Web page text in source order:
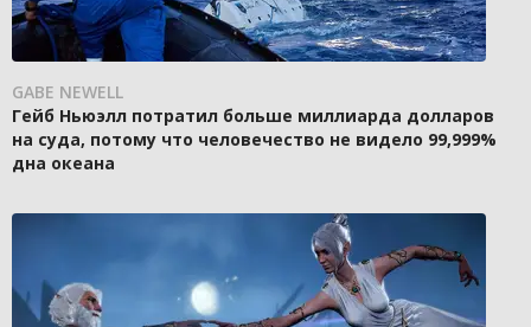
GABE NEWELL
Гейб Ньюэлл потратил больше миллиарда долларов
на суда, потому что человечество не видело 99,999%
дна океана